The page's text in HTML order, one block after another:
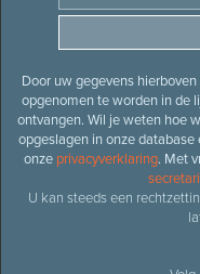
Door uw gegevens
opgenomen te worden in de
ontvangen. Wil je weten hoe
opgeslagen in onze
onze privacyverklaring. Met
U kan steeds een